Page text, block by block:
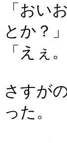
「おい
とか？」
「えぇ。
さすが
った。